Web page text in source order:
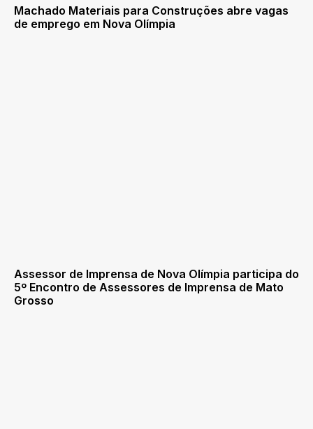
Machado Materiais para Construções abre vagas
de emprego em Nova Olímpia
Assessor de Imprensa de Nova Olímpia participa do
5º Encontro de Assessores de Imprensa de Mato
Grosso